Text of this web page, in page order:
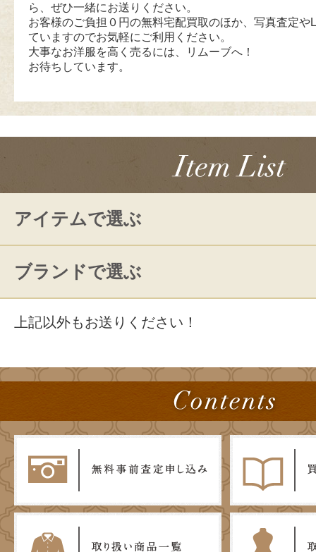
ら、ぜひ一緒にお送りください。
お客様のご負担０円の無料宅配買取のほか、写真査定や
ていますのでお気軽にご利用ください。
大事なお洋服を高く売るには、リムーブへ！
お待ちしています。
アイテムで選ぶ
ブランドで選ぶ
上記以外もお送りください！